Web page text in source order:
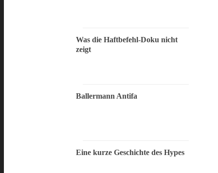
Was die Haftbefehl-Doku nicht
zeigt
Ballermann Antifa
Eine kurze Geschichte des Hypes